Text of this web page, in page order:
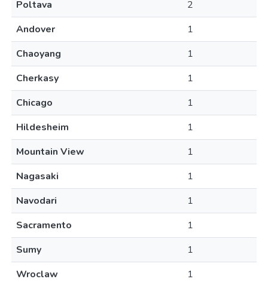
Poltava
2
Andover
1
Chaoyang
1
Cherkasy
1
Chicago
1
Hildesheim
1
Mountain View
1
Nagasaki
1
Navodari
1
Sacramento
1
Sumy
1
Wroclaw
1